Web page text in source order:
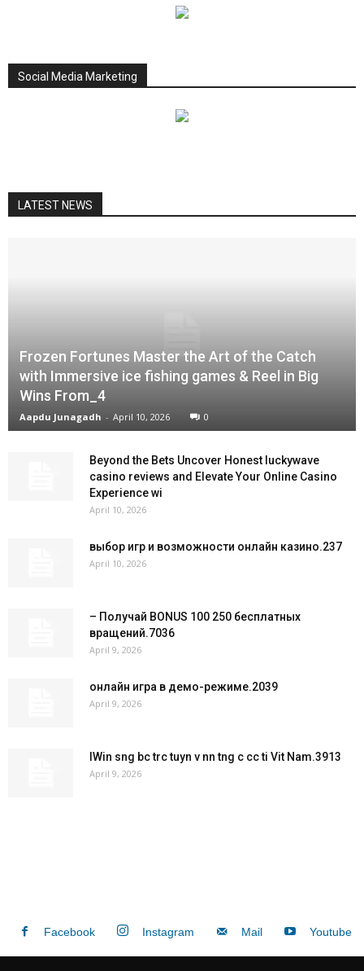
Social Media Marketing
LATEST NEWS
Frozen Fortunes Master the Art of the Catch
with Immersive ice fishing games & Reel in Big
Wins From_4
Aapdu Junagadh - April 10, 2026 0
Beyond the Bets Uncover Honest luckywave
casino reviews and Elevate Your Online Casino
Experience wi
April 10, 2026
выбор игр и возможности онлайн казино.237
April 10, 2026
– Получай BONUS 100 250 бесплатных
вращений.7036
April 9, 2026
онлайн игра в демо-режиме.2039
April 9, 2026
IWin sng bc trc tuyn v nn tng c cc ti Vit Nam.3913
April 9, 2026
Facebook Instagram Mail Youtube